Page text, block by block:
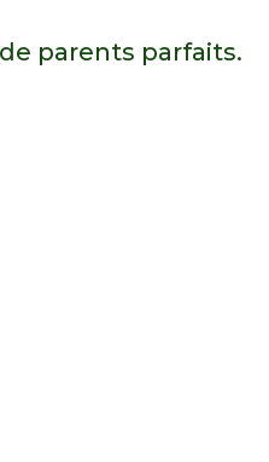
parents parfaits.